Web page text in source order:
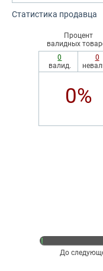
Статистика продавца
Процент
валидных
0
валид.
0
0%
До